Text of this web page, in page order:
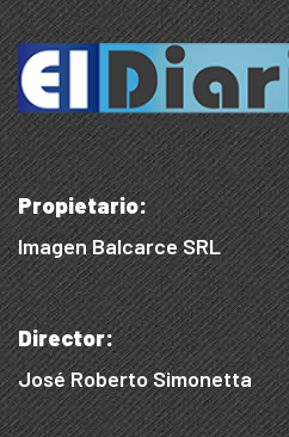
Propietario:
Imagen Balcarce SRL
Director:
José Roberto Simonetta